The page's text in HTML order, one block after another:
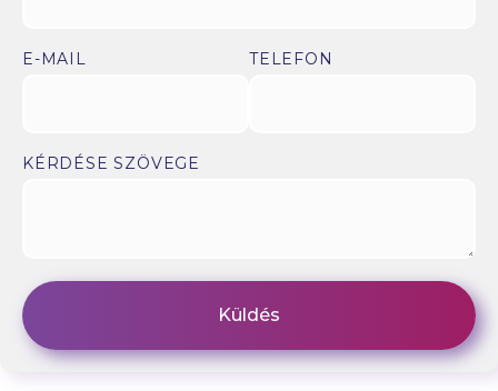
E-MAIL TELEFON
KÉRDÉSE SZÖVEGE